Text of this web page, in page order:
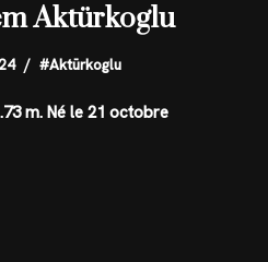
Aktürkoglu
#Aktürkoglu
m. Né le 21 octobre